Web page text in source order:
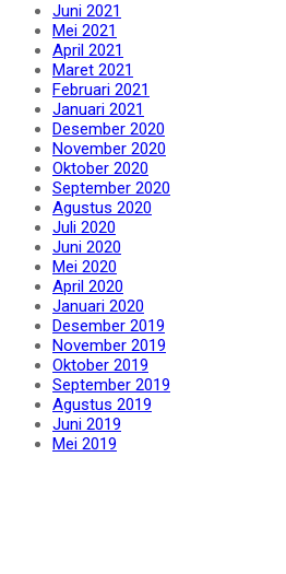
Juni 2021
Mei 2021
April 2021
Maret 2021
Februari 2021
Januari 2021
Desember 2020
November 2020
Oktober 2020
September 2020
Agustus 2020
Juli 2020
Juni 2020
Mei 2020
April 2020
Januari 2020
Desember 2019
November 2019
Oktober 2019
September 2019
Agustus 2019
Juni 2019
Mei 2019